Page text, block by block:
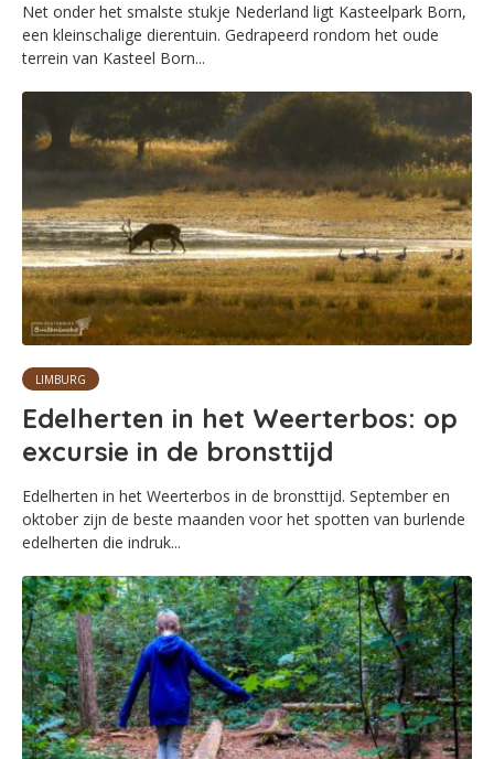
Net onder het smalste stukje Nederland ligt Kasteelpark Born,
een kleinschalige dierentuin. Gedrapeerd rondom het oude
terrein van Kasteel Born...
LIMBURG
Edelherten in het Weerterbos: op
excursie in de bronsttijd
Edelherten in het Weerterbos in de bronsttijd. September en
oktober zijn de beste maanden voor het spotten van burlende
edelherten die indruk...